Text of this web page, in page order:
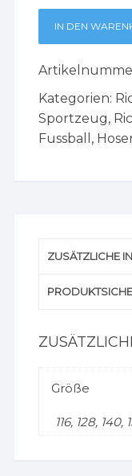
IN DEN
Kategorien:
Sportzeug,
Fussball ,
ZUSÄTZLICHE
Größe
116, 128, 140,